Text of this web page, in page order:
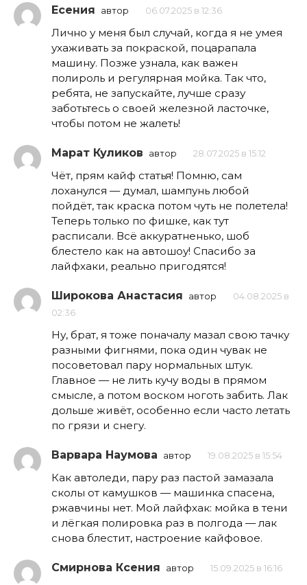
Есения автор 06.07.2025 в 12:36
Лично у меня был случай, когда я не умея
ухаживать за покраской, поцарапала
машину. Позже узнала, как важен
полироль и регулярная мойка. Так что,
ребята, не запускайте, лучше сразу
заботьтесь о своей железной ласточке,
чтобы потом не жалеть!
Марат Куликов автор 28.07.2025 в 15:12
Чёт, прям кайф статья! Помню, сам
лоханулся — думал, шампунь любой
пойдёт, так краска потом чуть не полетела!
Теперь только по фишке, как тут
расписали. Всё аккуратненько, шоб
блестело как на автошоу! Спасибо за
лайфхаки, реально пригодятся!
Широкова Анастасия автор
04.08.2025 в
02:36
Ну, брат, я тоже поначалу мазал свою тачку
разными фигнями, пока один чувак не
посоветовал пару нормальных штук.
Главное — не лить кучу воды в прямом
смысле, а потом воском ноготь забить. Лак
дольше живёт, особенно если часто летать
по грязи и снегу.
Варвара Наумова автор 19.08.2025 в 15:54
Как автоледи, пару раз пастой замазала
сколы от камушков — машинка спасена,
ржавчины нет. Мой лайфхак: мойка в тени
и лёгкая полировка раз в полгода — лак
снова блестит, настроение кайфовое.
Смирнова Ксения автор 15.09.2025 в 16:16